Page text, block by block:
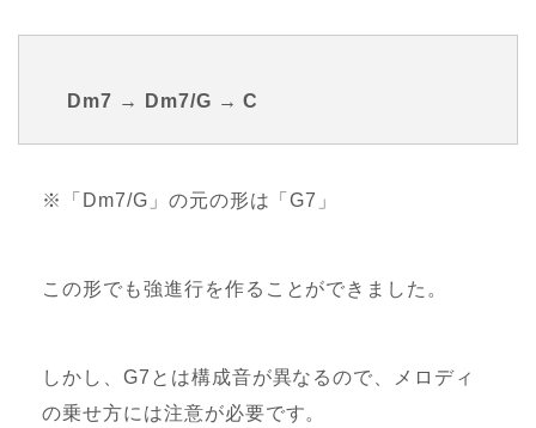
Dm7 → Dm7/G → C
※「Dm7/G」の元の形は「G7」
この形でも強進行を作ることができました。
しかし、G7とは構成音が異なるので、メロディ
の乗せ方には注意が必要です。